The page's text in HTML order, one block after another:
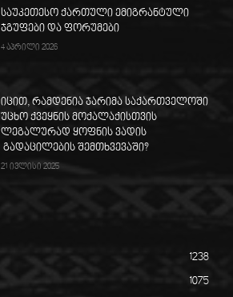
საუკეთესო ქართული ემიგრანტული
ჯგუფები და ფორუმები
4 აპრილი 2026
იცით, რამდენია ჯარიმა საქართველოში
უცხო ქვეყნის მოქალაქისთვის
ლეგალურად ყოფნის ვადის
გადაცილების შემთხვევაში?
21 ივლისი 2025
1238
1075